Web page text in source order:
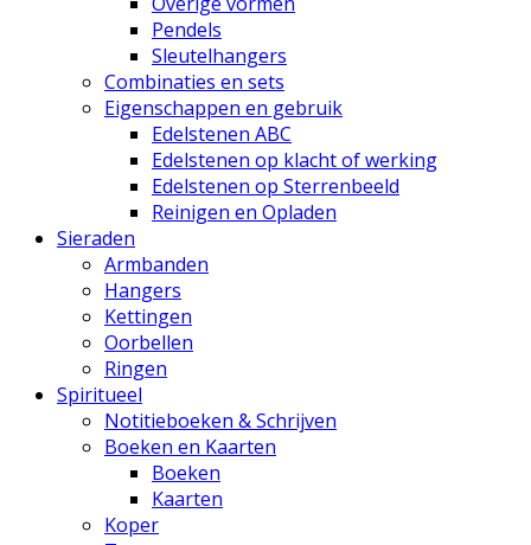
Pendels
Sleutelhangers
Combinaties en sets
Eigenschappen en gebruik
Edelstenen ABC
Edelstenen op klacht of werking
Edelstenen op Sterrenbeeld
Reinigen en Opladen
Sieraden
Armbanden
Hangers
Kettingen
Oorbellen
Ringen
Spiritueel
Notitieboeken & Schrijven
Boeken en Kaarten
Boeken
Kaarten
Koper